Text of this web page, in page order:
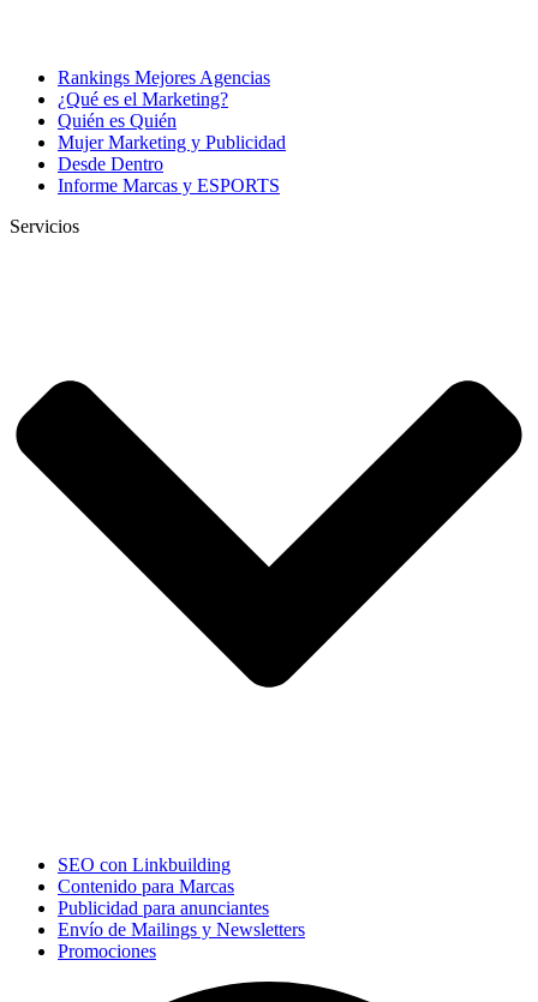
Rankings Mejores Agencias
¿Qué es el Marketing?
Quién es Quién
Mujer Marketing y Publicidad
Desde Dentro
Informe Marcas y ESPORTS
Servicios
SEO con Linkbuilding
Contenido para Marcas
Publicidad para anunciantes
Envío de Mailings y Newsletters
Promociones